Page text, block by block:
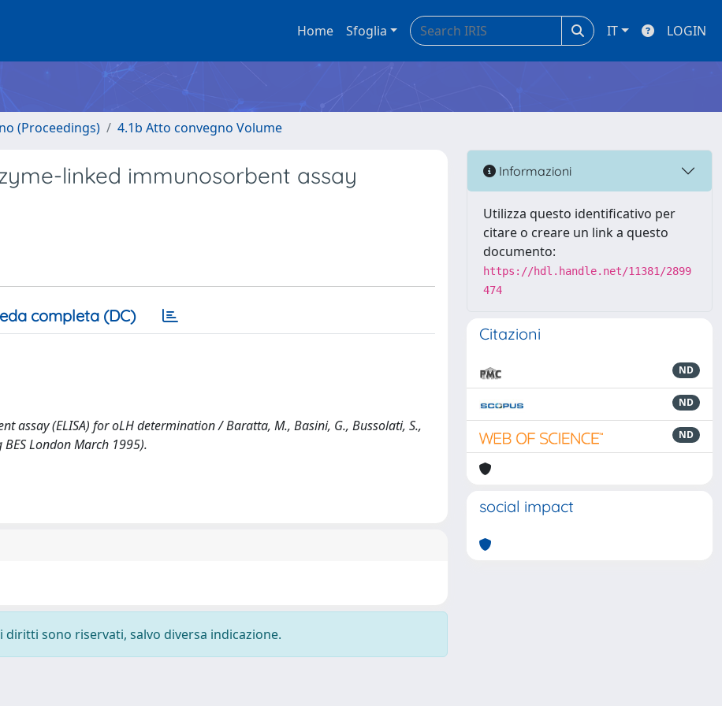
Home Sfoglia IT LOGIN
(Proceedings) 4.1b Atto convegno Volume
linked immunosorbent assay
completa (DC)
assay (ELISA) for oLH determination / Baratta, M., Basini, G., Bussolati, S.,
London March 1995).
sono riservati, salvo diversa indicazione.
Informazioni
Utilizza questo identificativo per
citare o creare un link a questo
documento:
https://hdl.handle.net/11381/2899
474
Citazioni
ND
ND
ND
social impact